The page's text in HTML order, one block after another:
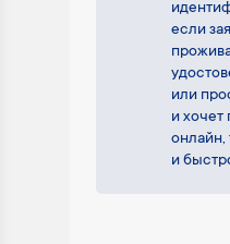
если
или
и хочет
онлайн,
и